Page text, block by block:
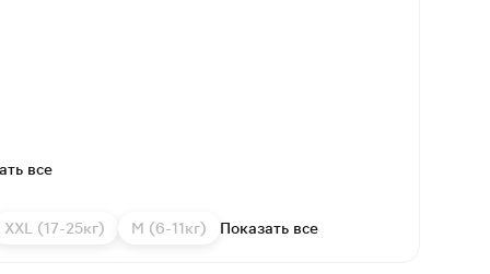
все
XXL (17-25кг) M (6-11кг) Показать все